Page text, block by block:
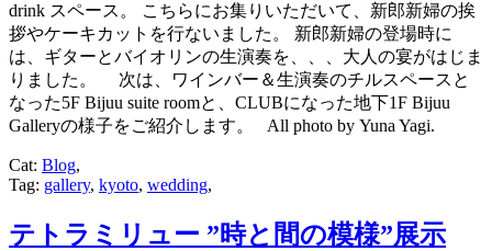
drink スペース。 こちらにお集りいただいて、新郎新婦の挨
拶やケーキカットを行ないました。 新郎新婦の登場時に
は、ギターとバイオリンの生演奏を、、、大人の宴がはじま
りました。 次は、ワインバー＆生演奏のチルスペースと
なった5F Bijuu suite roomと、CLUBになった地下1F Bijuu
Galleryの様子をご紹介します。 All photo by Yuna Yagi.
Cat: Blog,
Tag: gallery, kyoto, wedding,
テトラミリュー ”時と間の模様”展示